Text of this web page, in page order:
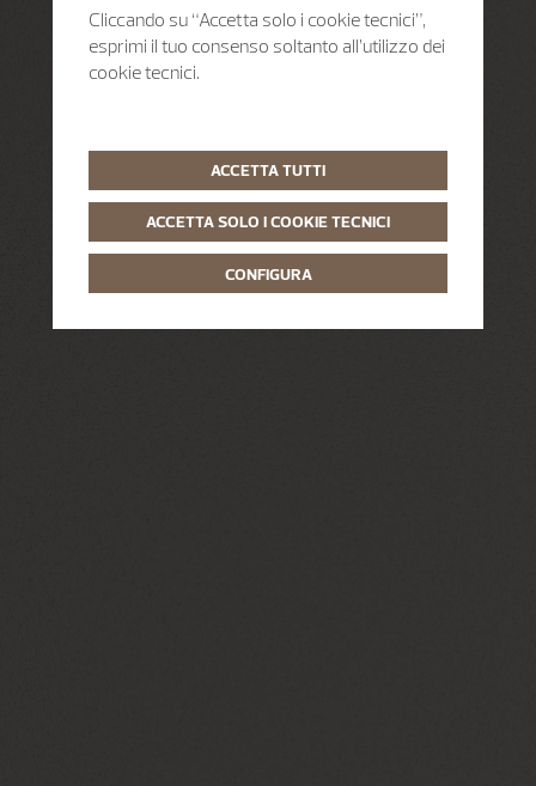
Cliccando su “Accetta solo i cookie tecnici”,
esprimi il tuo consenso soltanto all’utilizzo dei
cookie tecnici.
ACCETTA TUTTI
ACCETTA SOLO I COOKIE TECNICI
CONFIGURA